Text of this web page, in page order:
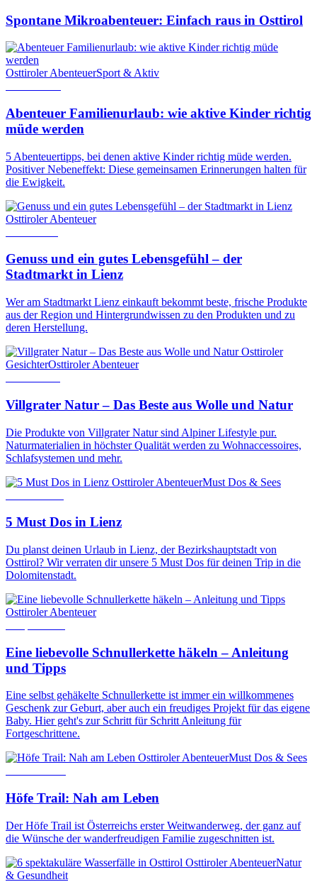
Spontane Mikroabenteuer: Einfach raus in Osttirol
Osttiroler AbenteuerSport & Aktiv
Abenteuer Familienurlaub: wie aktive Kinder richtig
müde werden
5 Abenteuertipps, bei denen aktive Kinder richtig müde werden.
Positiver Nebeneffekt: Diese gemeinsamen Erinnerungen halten für
die Ewigkeit.
Osttiroler Abenteuer
Genuss und ein gutes Lebensgefühl – der
Stadtmarkt in Lienz
Wer am Stadtmarkt Lienz einkauft bekommt beste, frische Produkte
aus der Region und Hintergrundwissen zu den Produkten und zu
deren Herstellung.
Osttiroler
GesichterOsttiroler Abenteuer
Villgrater Natur – Das Beste aus Wolle und Natur
Die Produkte von Villgrater Natur sind Alpiner Lifestyle pur.
Naturmaterialien in höchster Qualität werden zu Wohnaccessoires,
Schlafsystemen und mehr.
Osttiroler AbenteuerMust Dos & Sees
5 Must Dos in Lienz
Du planst deinen Urlaub in Lienz, der Bezirkshauptstadt von
Osttirol? Wir verraten dir unsere 5 Must Dos für deinen Trip in die
Dolomitenstadt.
Osttiroler Abenteuer
Eine liebevolle Schnullerkette häkeln – Anleitung
und Tipps
Eine selbst gehäkelte Schnullerkette ist immer ein willkommenes
Geschenk zur Geburt, aber auch ein freudiges Projekt für das eigene
Baby. Hier geht's zur Schritt für Schritt Anleitung für
Fortgeschrittene.
Osttiroler AbenteuerMust Dos & Sees
Höfe Trail: Nah am Leben
Der Höfe Trail ist Österreichs erster Weitwanderweg, der ganz auf
die Wünsche der wanderfreudigen Familie zugeschnitten ist.
Osttiroler AbenteuerNatur
& Gesundheit